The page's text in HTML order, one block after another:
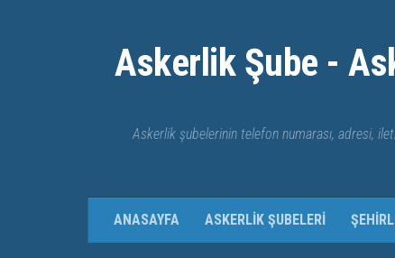
Askerlik Şube -
Askerlik şubelerinin telefon numarası, adresi,
ANASAYFA ASKERLIK ŞUBELERI